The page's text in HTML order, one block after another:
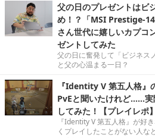
父の日のプレゼントはビ
め！？「MSI Prestige-
さん世代に嬉しいカプコ
ゼントしてみた
父の日に奮発して「ビジネス
と父の心温まる一日？
『Identity V 第五人格』
PvEと聞いたけれど……実
してみた！【プレイレポ】
『Identity V 第五人格』が好
くプレイしたことがない人な